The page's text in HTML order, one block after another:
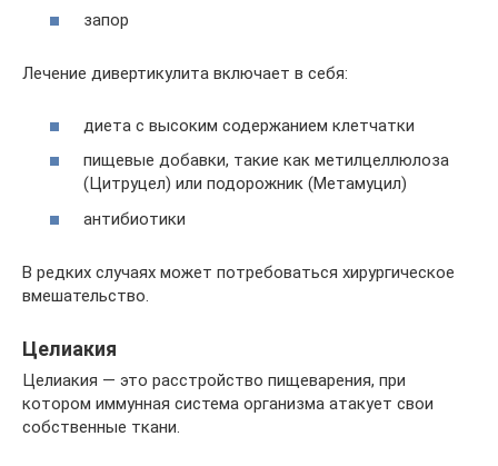
запор
Лечение дивертикулита включает в себя:
диета с высоким содержанием клетчатки
пищевые добавки, такие как метилцеллюлоза
(Цитруцел) или подорожник (Метамуцил)
антибиотики
В редких случаях может потребоваться хирургическое
вмешательство.
Целиакия
Целиакия — это расстройство пищеварения, при
котором иммунная система организма атакует свои
собственные ткани.